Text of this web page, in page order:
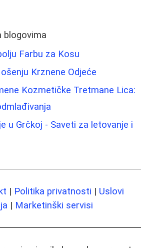
blogovima
Farbu za Kosu
Krznene Odjeće
Kozmetičke Tretmane Lica:
u Grčkoj - Saveti za letovanje i
| Politika privatnosti | Uslovi
| Marketinški servisi